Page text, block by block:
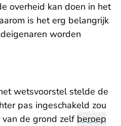
overheid kan doen in het
is het erg belangrijk
worden
wetsvoorstel stelde de
pas ingeschakeld zou
de grond zelfberoep